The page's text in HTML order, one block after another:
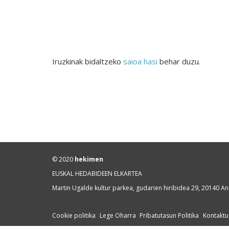
Iruzkinak bidaltzeko saioa hasi behar duzu.
© 2020 hekimen
EUSKAL HEDABIDEEN ELKARTEA
Martin Ugalde kultur parkea, gudarien hiribidea 29, 20140
Cookie politika Lege Oharra Pribatutasun Politika